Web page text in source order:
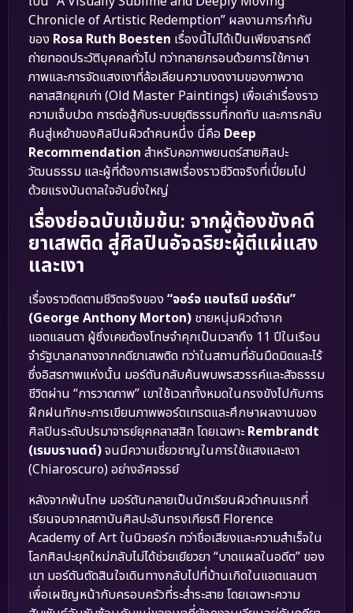
Chronicle of Artistic Redemption” ผลงานการกำกับ
ของ Rosa Ruth Boesten เรื่องนี้ไม่ได้เป็นเพียงสารคดี
ถ่ายทอดประวัติบุคคลทั่วไป ทว่าทลายกรอบด้วยการใช้ภาษา
ภาพและการจัดแสงเงาที่ล้อเลียนความงดงามของภาพวาด
คลาสสิกยุคเก่า (Old Master Paintings) เพื่อเล่าเรื่องราว
ความเจ็บปวด การต่อสู้กับระบบยุติธรรมที่กดทับ และการกลับ
คืนสู่เหย้าของศิลปินผิวดำคนหนึ่ง นี่คือ Deep
Recommendation สำหรับคอภาพยนตร์สายศิลปะ
วัฒนธรรม และผู้ที่ต้องการเสพเรื่องราวชีวิตจริงที่เปี่ยมไป
ด้วยแรงบันดาลใจอันยิ่งใหญ่
เรื่องย่อฉบับเข้มข้น: จากผู้ต้องขังคดี
ยาเสพติด สู่ศิลปินอัจฉริยะผู้ตีแผ่แสง
และเงา
เรื่องราวติดตามชีวิตจริงของ “จอร์จ แอนโธนี มอร์ตัน”
(George Anthony Morton) ชายหนุ่มผิวดำจาก
แอตแลนตา ผู้ซึ่งเคยต้องโทษจำคุกเป็นเวลาถึง 11 ปีในเรือน
จำรัฐบาลกลางจากคดียาเสพติด ทว่าในสถานที่อันมืดมิดและไร้
ซึ่งอิสรภาพแห่งนั้น มอร์ตันกลับค้นพบพรสวรรค์และสัจธรรม
ชีวิตผ่าน “การวาดภาพ” เขาใช้เวลาทั้งหมดในกรงขังไปกับการ
ฝึกฝนทักษะการเขียนภาพพอร์ตเทรตและศึกษาผลงานของ
ศิลปินระดับปรมาจารย์ยุคคลาสสิก โดยเฉพาะRembrandt
(เรมบรานดต์)จนมีความเชี่ยวชาญในการใช้แสงและเงา
(Chiaroscuro) อย่างอัศจรรย์
หลังจากพ้นโทษ มอร์ตันกลายเป็นนักเรียนผิวดำคนแรกที่
เรียนจบจากสถาบันศิลปะอันทรงเกียรติ Florence
Academy of Art ในนิวยอร์ก ทว่าชื่อเสียงและความสำเร็จใน
โลกศิลปะยุคใหม่กลับไม่ได้ช่วยเยียวยา “บาดแผลในอดีต” ของ
เขา มอร์ตันตัดสินใจเดินทางกลับไปที่บ้านเกิดในแอตแลนตา
เพื่อเผชิญหน้ากับครอบครัวที่ระส่ำระสาย โดยเฉพาะความ